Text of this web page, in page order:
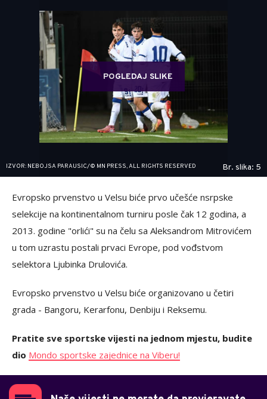
POGLEDAJ SLIKE
IZVOR: NEBOJSA PARAUSIC/© MN PRESS, ALL RIGHTS RESERVED Br. slika: 5
Evropsko prvenstvo u Velsu biće prvo učešće nsrpske
selekcije na kontinentalnom turniru posle čak 12 godina, a
2013. godine "orlići" su na čelu sa Aleksandrom Mitrovićem
u tom uzrastu postali prvaci Evrope, pod vođstvom
selektora Ljubinka Drulovića.
Evropsko prvenstvo u Velsu biće organizovano u četiri
grada - Bangoru, Kerarfonu, Denbiju i Reksemu.
Pratite sve sportske vijesti na jednom mjestu, budite
dio Mondo sportske zajednice na Viberu!